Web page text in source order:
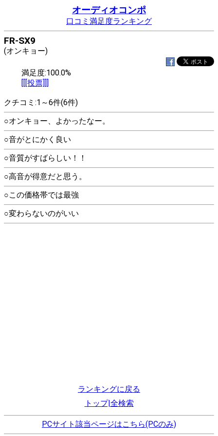
オーディオコンポ
口コミ満足度ランキング
FR-SX9
(オンキョー)
満足度:100.0%
[[[投票]]]
クチコミ:1～6件(6件)
○オンキョー、よかったなー。
○音がとにかく良い
○音質がすばらしい！！
○高音が得意だと思う。
○この価格帯では最強
○変わらないのがいい
ランキングに戻る
トップ|全検索
PCサイト該当ページはこちら(PCのみ)